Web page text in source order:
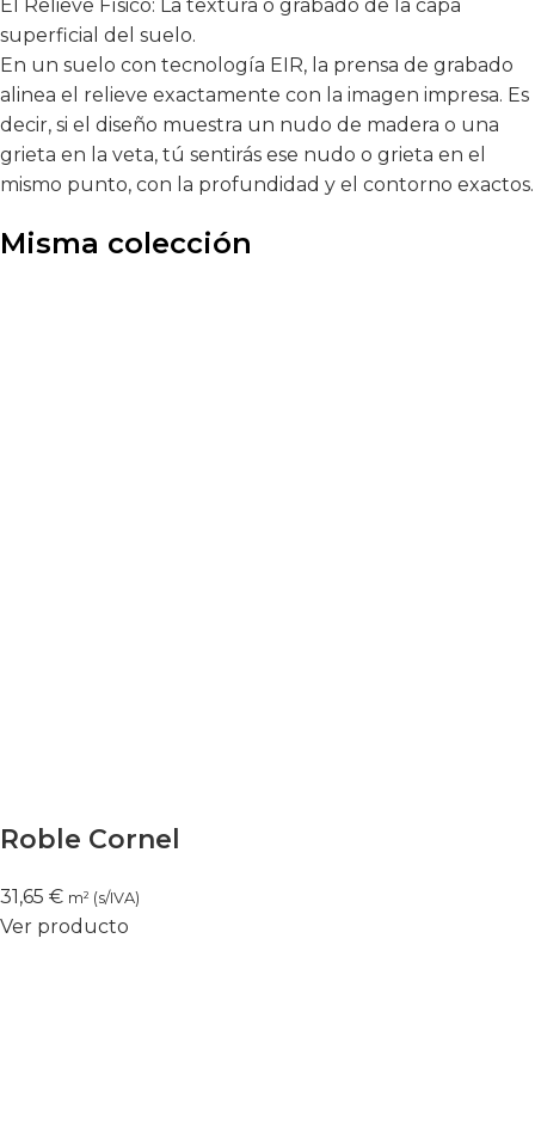
El Relieve Físico: La textura o grabado de la capa
superficial del suelo.
En un suelo con tecnología EIR, la prensa de grabado
alinea el relieve exactamente con la imagen impresa. Es
decir, si el diseño muestra un nudo de madera o una
grieta en la veta, tú sentirás ese nudo o grieta en el
mismo punto, con la profundidad y el contorno exactos.
Misma colección
Roble Cornel
31,65 € m² (s/IVA)
Ver producto